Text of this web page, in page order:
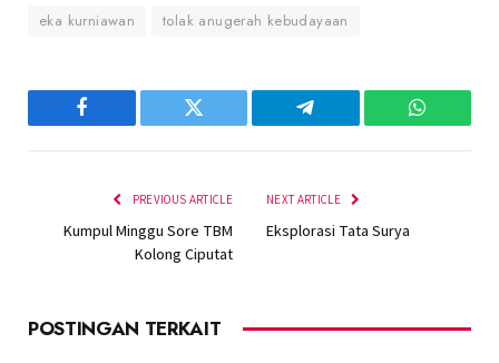
eka kurniawan tolak anugerah kebudayaan
Facebook Twitter Telegram
PREVIOUS ARTICLE
Kumpul Minggu Sore TBM
Kolong Ciputat
NEXT ARTICLE
Eksplorasi Tata Surya
POSTINGAN TERKAIT